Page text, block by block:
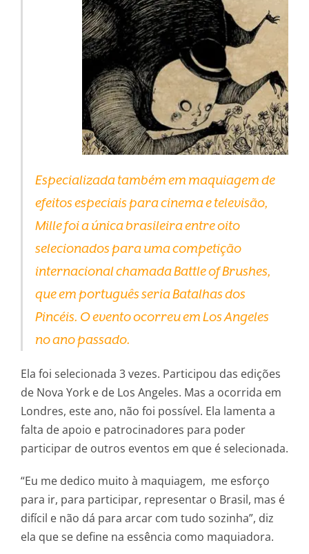
Especializada também em maquiagem de
efeitos especiais para cinema e televisão,
Mille foi a única brasileira entre oito
selecionados para uma competição
internacional chamada Battle of Brushes,
que em português seria Batalhas dos
Pincéis. O evento ocorreu em Los Angeles
no ano passado.
Ela foi selecionada 3 vezes. Participou das edições
de Nova York e de Los Angeles. Mas a ocorrida em
Londres, este ano, não foi possível. Ela lamenta a
falta de apoio e patrocinadores para poder
participar de outros eventos em que é selecionada.
“Eu me dedico muito à maquiagem, me esforço
para ir, para participar, representar o Brasil, mas é
difícil e não dá para arcar com tudo sozinha”, diz
ela que se define na essência como maquiadora.